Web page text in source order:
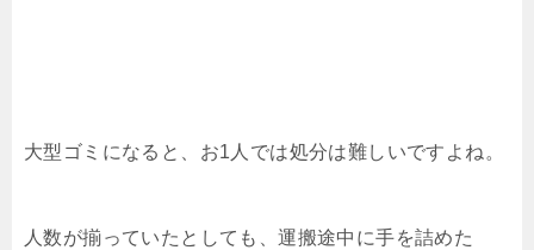
大型ゴミになると、お1人では処分は難しいですよね。
人数が揃っていたとしても、運搬途中に手を詰めた